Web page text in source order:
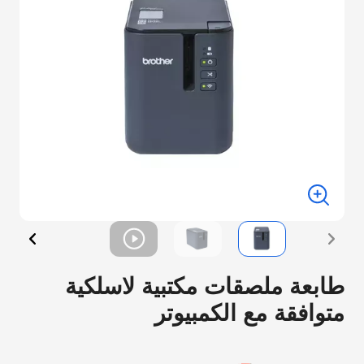
طابعة ملصقات مكتبية لاسلكية
متوافقة مع الكمبيوتر